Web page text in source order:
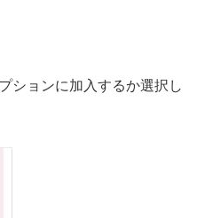
ションに加入するか選択し